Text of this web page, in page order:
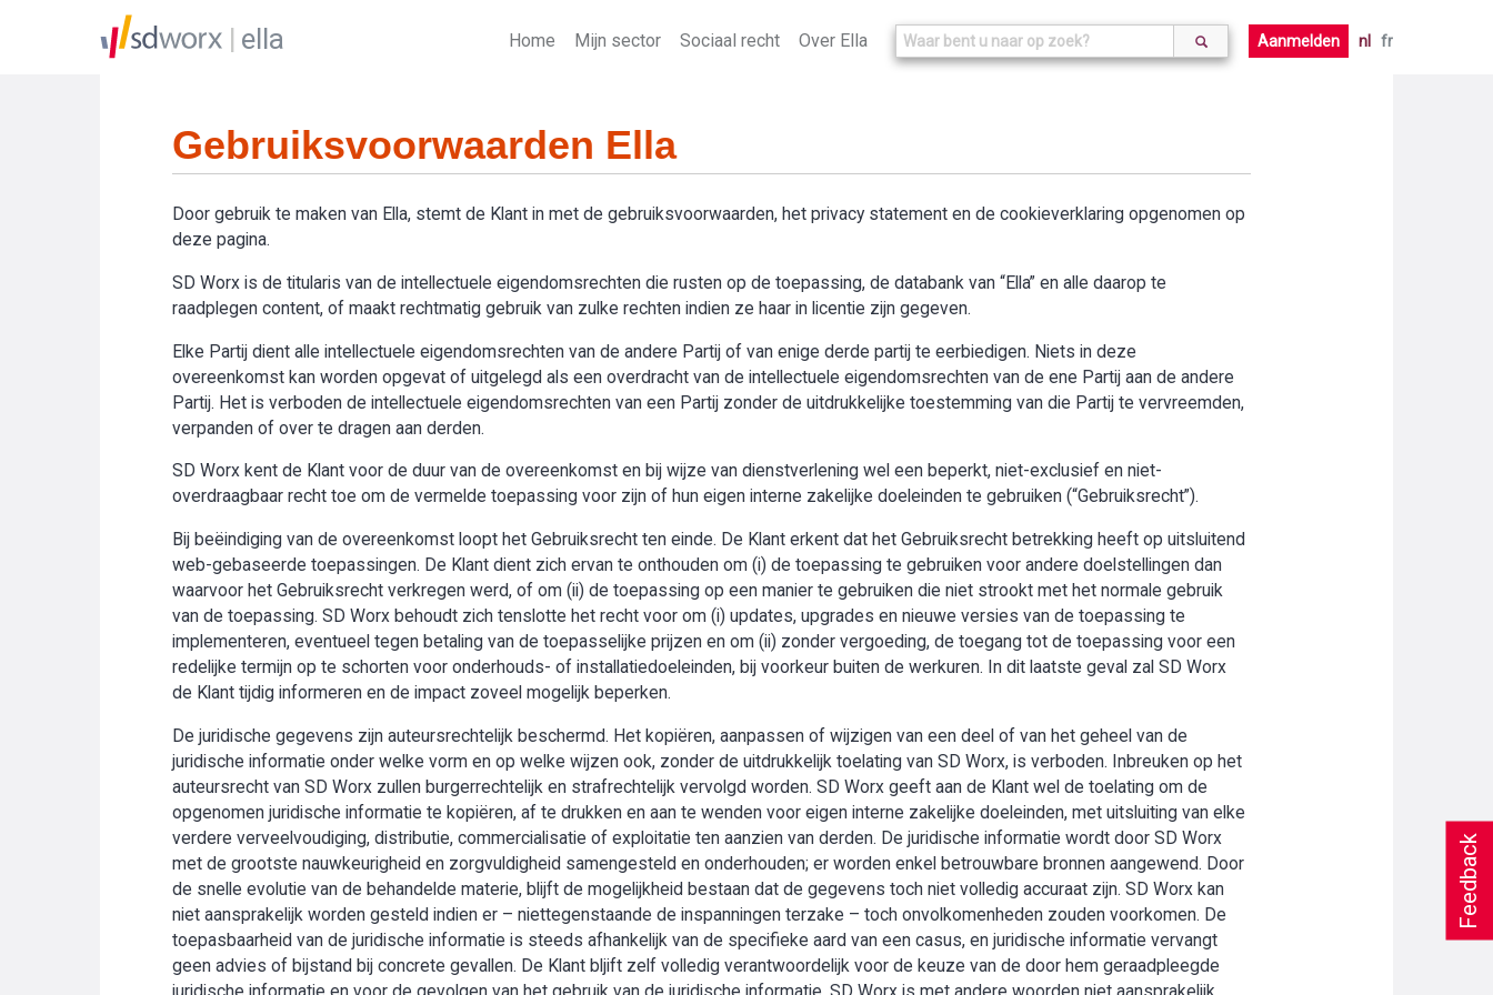
Feedback
ella Home Mijn sector Sociaal recht Over Ella Aanmelden nl fr
Gebruiksvoorwaarden Ella
Door gebruik te maken van Ella, stemt de Klant in met de gebruiksvoorwaarden, het privacy statement en de cookieverklaring opgenomen op
deze pagina.
SD Worx is de titularis van de intellectuele eigendomsrechten die rusten op de toepassing, de databank van “Ella” en alle daarop te
raadplegen content, of maakt rechtmatig gebruik van zulke rechten indien ze haar in licentie zijn gegeven.
Elke Partij dient alle intellectuele eigendomsrechten van de andere Partij of van enige derde partij te eerbiedigen. Niets in deze
overeenkomst kan worden opgevat of uitgelegd als een overdracht van de intellectuele eigendomsrechten van de ene Partij aan de andere
Partij. Het is verboden de intellectuele eigendomsrechten van een Partij zonder de uitdrukkelijke toestemming van die Partij te vervreemden,
verpanden of over te dragen aan derden.
SD Worx kent de Klant voor de duur van de overeenkomst en bij wijze van dienstverlening wel een beperkt, niet-exclusief en niet-
overdraagbaar recht toe om de vermelde toepassing voor zijn of hun eigen interne zakelijke doeleinden te gebruiken (“Gebruiksrecht”).
Bij beëindiging van de overeenkomst loopt het Gebruiksrecht ten einde. De Klant erkent dat het Gebruiksrecht betrekking heeft op uitsluitend
web-gebaseerde toepassingen. De Klant dient zich ervan te onthouden om (i) de toepassing te gebruiken voor andere doelstellingen dan
waarvoor het Gebruiksrecht verkregen werd, of om (ii) de toepassing op een manier te gebruiken die niet strookt met het normale gebruik
van de toepassing. SD Worx behoudt zich tenslotte het recht voor om (i) updates, upgrades en nieuwe versies van de toepassing te
implementeren, eventueel tegen betaling van de toepasselijke prijzen en om (ii) zonder vergoeding, de toegang tot de toepassing voor een
redelijke termijn op te schorten voor onderhouds- of installatiedoeleinden, bij voorkeur buiten de werkuren. In dit laatste geval zal SD Worx
de Klant tijdig informeren en de impact zoveel mogelijk beperken.
De juridische gegevens zijn auteursrechtelijk beschermd. Het kopiëren, aanpassen of wijzigen van een deel of van het geheel van de
juridische informatie onder welke vorm en op welke wijzen ook, zonder de uitdrukkelijk toelating van SD Worx, is verboden. Inbreuken op het
auteursrecht van SD Worx zullen burgerrechtelijk en strafrechtelijk vervolgd worden. SD Worx geeft aan de Klant wel de toelating om de
opgenomen juridische informatie te kopiëren, af te drukken en aan te wenden voor eigen interne zakelijke doeleinden, met uitsluiting van elke
verdere verveelvoudiging, distributie, commercialisatie of exploitatie ten aanzien van derden. De juridische informatie wordt door SD Worx
met de grootste nauwkeurigheid en zorgvuldigheid samengesteld en onderhouden; er worden enkel betrouwbare bronnen aangewend. Door
de snelle evolutie van de behandelde materie, blijft de mogelijkheid bestaan dat de gegevens toch niet volledig accuraat zijn. SD Worx kan
niet aansprakelijk worden gesteld indien er – niettegenstaande de inspanningen terzake – toch onvolkomenheden zouden voorkomen. De
toepasbaarheid van de juridische informatie is steeds afhankelijk van de specifieke aard van een casus, en juridische informatie vervangt
geen advies of bijstand bij concrete gevallen. De Klant bljift zelf volledig verantwoordelijk voor de keuze van de door hem geraadpleegde